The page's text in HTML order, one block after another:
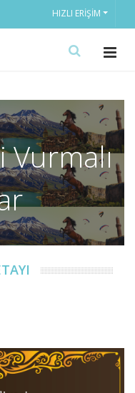
HIZLI ERIŞIM